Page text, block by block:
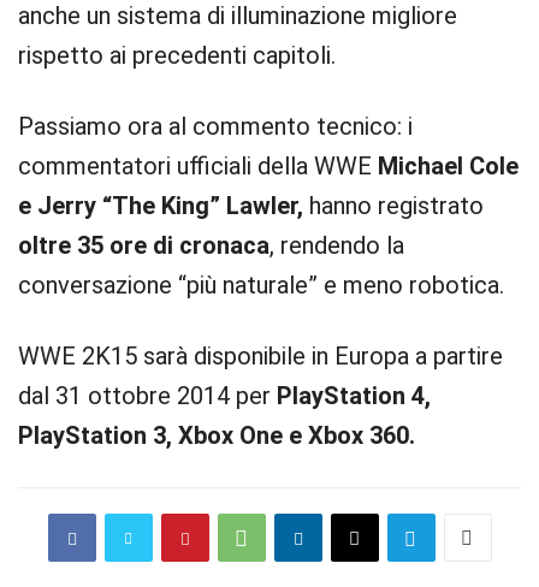
anche un sistema di illuminazione migliore
rispetto ai precedenti capitoli.
Passiamo ora al commento tecnico: i
commentatori ufficiali della WWE Michael Cole
e Jerry “The King” Lawler, hanno registrato
oltre 35 ore di cronaca, rendendo la
conversazione “più naturale” e meno robotica.
WWE 2K15 sarà disponibile in Europa a partire
dal 31 ottobre 2014 per PlayStation 4,
PlayStation 3, Xbox One e Xbox 360.